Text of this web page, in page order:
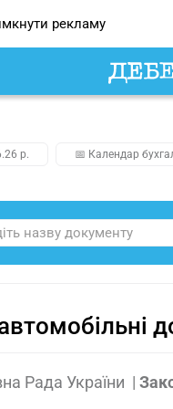
рекламу
р. 📅 Календар
Рада України |